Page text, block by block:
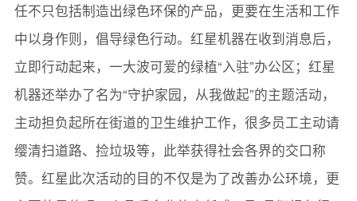
任不只包括制造出绿色环保的产品，更要在生活和工作
中以身作则，倡导绿色行动。红星机器在收到消息后，
立即行动起来，一大波可爱的绿植“入驻”办公区；红星
机器还举办了名为“守护家园，从我做起”的主题活动，
主动担负起所在街道的卫生维护工作，很多员工主动请
缨清扫道路、捡垃圾等，此举获得社会各界的交口称
赞。红星此次活动的目的不仅是为了改善办公环境，更